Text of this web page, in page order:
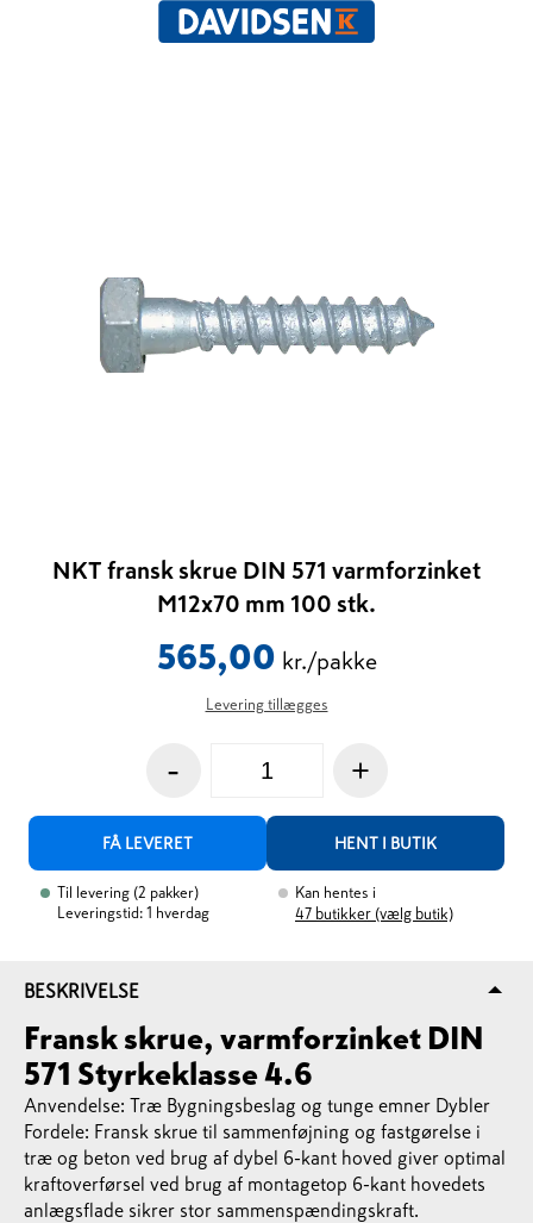
NKT fransk skrue DIN 571 varmforzinket
M12x70 mm 100 stk.
565,00 kr./pakke
Levering tillægges
- +
FÅ LEVERET HENT I BUTIK
Til levering (2 pakker)
Leveringstid: 1 hverdag
Kan hentes i
47 butikker (vælg butik)
BESKRIVELSE
Fransk skrue, varmforzinket DIN
571 Styrkeklasse 4.6
Anvendelse: Træ Bygningsbeslag og tunge emner Dybler
Fordele: Fransk skrue til sammenføjning og fastgørelse i
træ og beton ved brug af dybel 6-kant hoved giver optimal
kraftoverførsel ved brug af montagetop 6-kant hovedets
anlægsflade sikrer stor sammenspændingskraft.